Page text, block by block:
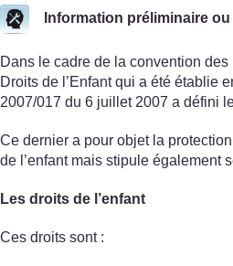
Information préliminaire
Dans le cadre de la convention
Droits de l’Enfant qui a été établie
2007/017 du 6 juillet 2007 a défini
Ce dernier a pour objet la
de l’enfant mais stipule également
Les droits de l’enfant
Ces droits sont :